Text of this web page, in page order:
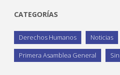
CATEGORÍAS
Derechos Humanos Noticias
Primera Asamblea General